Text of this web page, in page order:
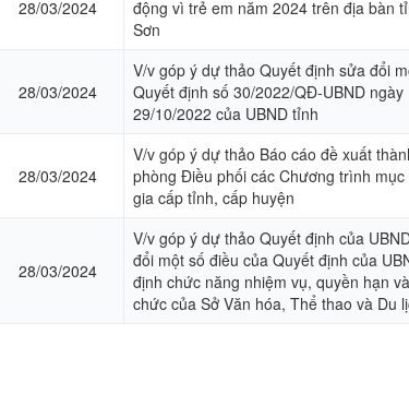
28/03/2024
động vì trẻ em năm 2024 trên địa bàn
Sơn
28/03/2024
V/v góp ý dự thảo Quyết định sửa đổi
Quyết định số 30/2022/QĐ-UBND ngày
29/10/2022 của UBND tỉnh
28/03/2024
V/v góp ý dự thảo Báo cáo đề xuất
phòng Điều phối các Chương trình mục
gia cấp tỉnh, cấp huyện
28/03/2024
V/v góp ý dự thảo Quyết định của
đổi một số điều của Quyết định của
định chức năng nhiệm vụ, quyền hạn
chức của Sở Văn hóa, Thể thao và Du